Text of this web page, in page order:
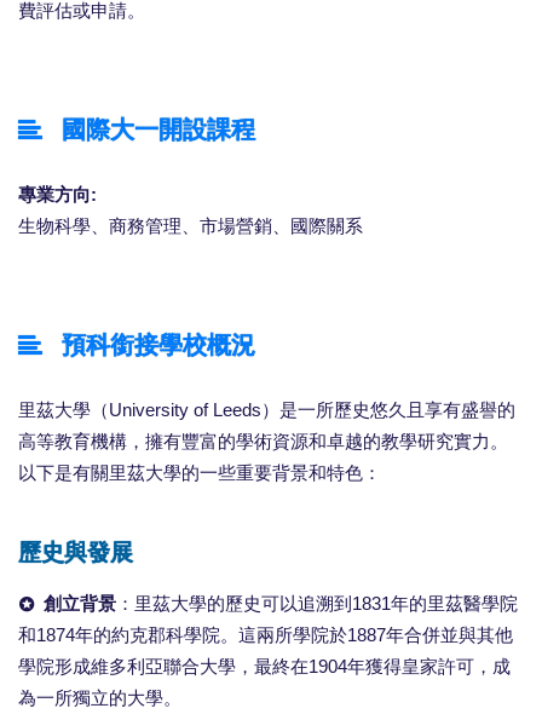
費評估或申請。
國際大一開設課程
專業方向:
生物科學、商務管理、市場營銷、國際關系
預科銜接學校概況
里茲大學（University of Leeds）是一所歷史悠久且享有盛譽的
高等教育機構，擁有豐富的學術資源和卓越的教學研究實力。
以下是有關里茲大學的一些重要背景和特色：
歷史與發展
創立背景：里茲大學的歷史可以追溯到1831年的里茲醫學院
和1874年的約克郡科學院。這兩所學院於1887年合併並與其他
學院形成維多利亞聯合大學，最終在1904年獲得皇家許可，成
為一所獨立的大學。